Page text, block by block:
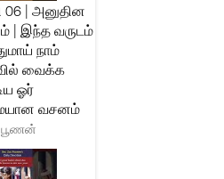
06 | அனுதின
| இந்த வருடம்
நாம்
வைக்க
ஓர்
வசனம்
பூணன்